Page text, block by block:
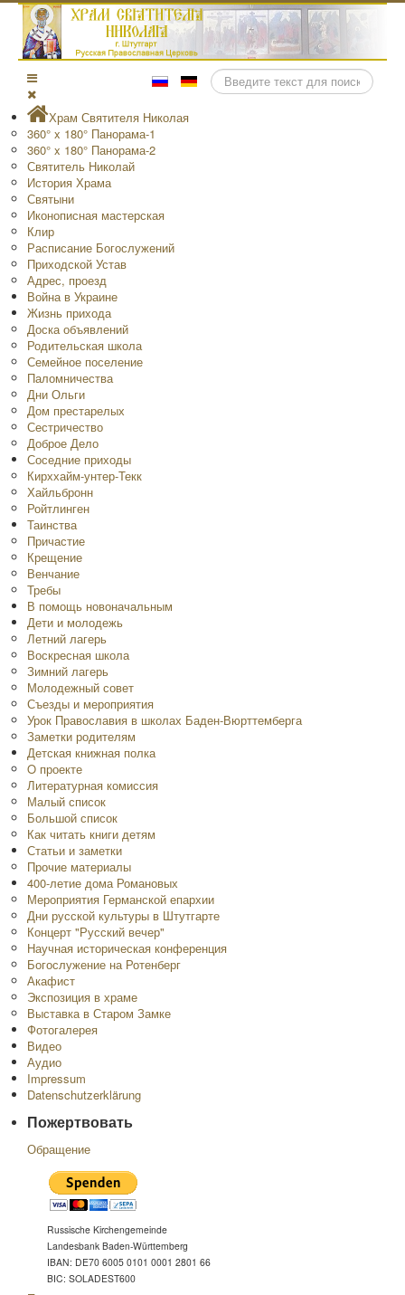
Поиск
Храм Святителя Николая
360° x 180° Панорама-1
360° x 180° Панорама-2
Святитель Николай
История Храма
Святыни
Иконописная мастерская
Клир
Расписание Богослужений
Приходской Устав
Адрес, проезд
Война в Украине
Жизнь прихода
Доска объявлений
Родительская школа
Семейное поселение
Паломничества
Дни Ольги
Дом престарелых
Сестричество
Доброе Дело
Соседние приходы
Кирххайм-унтер-Текк
Хайльбронн
Ройтлинген
Таинства
Причастие
Крещение
Венчание
Требы
В помощь новоначальным
Дети и молодежь
Летний лагерь
Воскресная школа
Зимний лагерь
Молодежный совет
Съезды и мероприятия
Урок Православия в школах Баден-Вюрттемберга
Заметки родителям
Детская книжная полка
O проекте
Литературная комиссия
Малый список
Большой список
Как читать книги детям
Статьи и заметки
Прочие материалы
400-летие дома Романовых
Мероприятия Германской епархии
Дни русской культуры в Штутгарте
Концерт "Русский вечер"
Научная историческая конференция
Богослужение на Ротенберг
Акафист
Экспозиция в храме
Выставка в Старом Замке
Фотогалерея
Видео
Аудио
Impressum
Datenschutzerklärung
Пожертвовать
Обращение
Russische Kirchengemeinde
Landesbank Baden-Württemberg
IBAN: DE70 6005 0101 0001 2801 66
BIC: SOLADEST600